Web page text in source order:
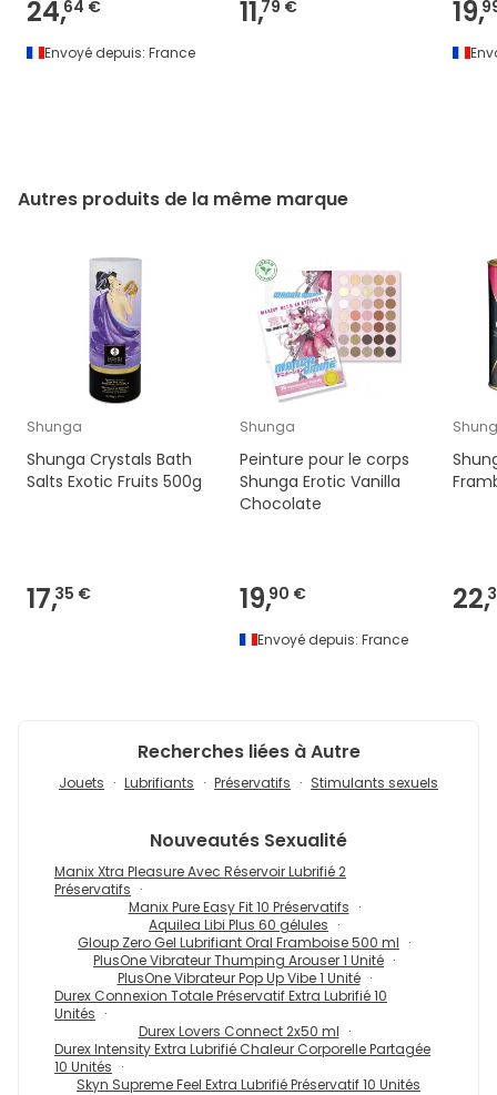
24,64 €
Envoyé depuis: France
11,79 € 19,
Autres produits de la même marque
Shunga
Shunga Crystals Bath
Salts Exotic Fruits 500g
17,35 €
Shunga
Peinture pour le corps
Shunga Erotic Vanilla
Chocolate
19,90 €
Envoyé depuis: France
22,
Recherches liées à Autre
Jouets Lubrifiants Préservatifs Stimulants sexuels
Nouveautés Sexualité
Manix Xtra Pleasure Avec Réservoir Lubrifié 2
Préservatifs
Manix Pure Easy Fit 10 Préservatifs
Aquilea Libi Plus 60 gélules
Gloup Zero Gel Lubrifiant Oral Framboise 500 ml
PlusOne Vibrateur Thumping Arouser 1 Unité
PlusOne Vibrateur Pop Up Vibe 1 Unité
Durex Connexion Totale Préservatif Extra Lubrifié 10
Unités
Durex Lovers Connect 2x50 ml
Durex Intensity Extra Lubrifié Chaleur Corporelle Partagée
10 Unités
Skyn Supreme Feel Extra Lubrifié Préservatif 10 Unités